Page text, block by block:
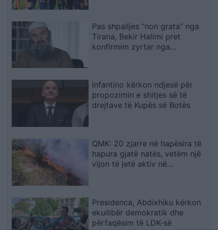
Pas shpalljes “non grata” nga
Tirana, Bekir Halimi pret
konfirmim zyrtar nga
Infantino kërkon ndjesë për
propozimin e shitjes së të
drejtave të Kupës së Botës
QMK: 20 zjarre në hapësira të
hapura gjatë natës, vetëm një
vijon të jetë aktiv në
Presidenca, Abdixhiku kërkon
ekuilibër demokratik dhe
përfaqësim të LDK-së